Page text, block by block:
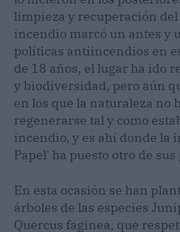
limpieza y recuperación del
incendio marcó un antes y
políticas antiincendios en
de 18 años, el lugar ha ido
y biodiversidad, pero aún
en los que la naturaleza no
regenerarse tal y como
incendio, y es ahí donde la
Papel' ha puesto otro de
En esta ocasión se han
árboles de las especies
Quercus faginea, que